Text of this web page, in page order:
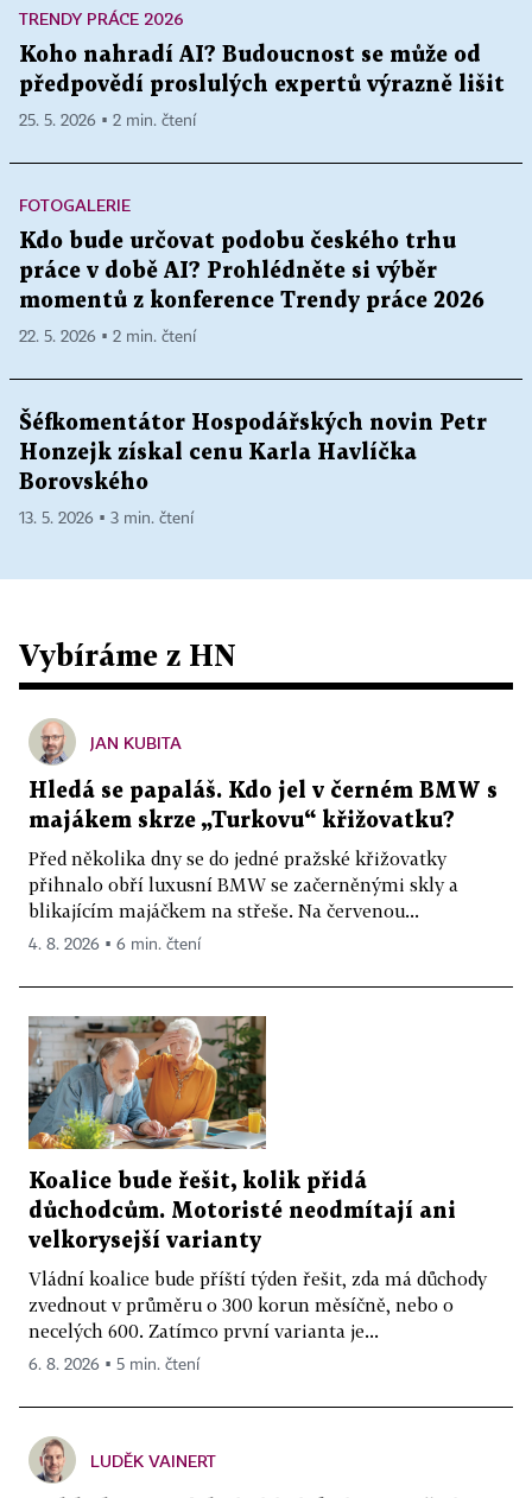
TRENDY PRÁCE 2026
Koho nahradí AI? Budoucnost se může od
předpovědí proslulých expertů výrazně lišit
25. 5. 2026 ▪ 2 min. čtení
FOTOGALERIE
Kdo bude určovat podobu českého trhu
práce v době AI? Prohlédněte si výběr
momentů z konference Trendy práce 2026
22. 5. 2026 ▪ 2 min. čtení
Šéfkomentátor Hospodářských novin Petr
Honzejk získal cenu Karla Havlíčka
Borovského
13. 5. 2026 ▪ 3 min. čtení
Vybíráme z HN
JAN KUBITA
Hledá se papaláš. Kdo jel v černém BMW s
majákem skrze „Turkovu“ křižovatku?
Před několika dny se do jedné pražské křižovatky
přihnalo obří luxusní BMW se začerněnými skly a
blikajícím majáčkem na střeše. Na červenou...
4. 8. 2026 ▪ 6 min. čtení
Koalice bude řešit, kolik přidá
důchodcům. Motoristé neodmítají ani
velkorysejší varianty
Vládní koalice bude příští týden řešit, zda má důchody
zvednout v průměru o 300 korun měsíčně, nebo o
necelých 600. Zatímco první varianta je...
6. 8. 2026 ▪ 5 min. čtení
LUDĚK VAINERT